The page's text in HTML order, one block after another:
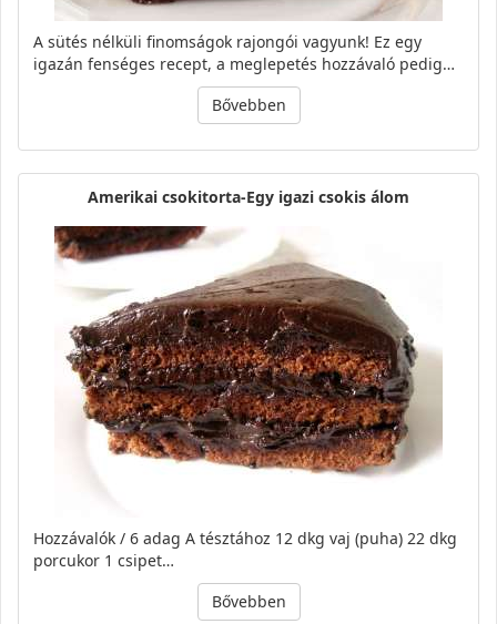
A sütés nélküli finomságok rajongói vagyunk! Ez egy
igazán fenséges recept, a meglepetés hozzávaló pedig…
Bővebben
Amerikai csokitorta-Egy igazi csokis álom
Hozzávalók / 6 adag A tésztához 12 dkg vaj (puha) 22 dkg
porcukor 1 csipet…
Bővebben